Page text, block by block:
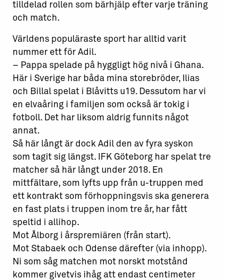
tilldelad rollen som bärhjälp efter varje träning
och match.
Världens populäraste sport har alltid varit
nummer ett för Adil.
– Pappa spelade på hyggligt hög nivå i Ghana.
Här i Sverige har båda mina storebröder, Ilias
och Billal spelat i Blåvitts u19. Dessutom har vi
en elvaåring i familjen som också är tokig i
fotboll. Det har liksom aldrig funnits något
annat.
Så här långt är dock Adil den av fyra syskon
som tagit sig längst. IFK Göteborg har spelat tre
matcher så här långt under 2018. En
mittfältare, som lyfts upp från u-truppen med
ett kontrakt som förhoppningsvis ska generera
en fast plats i truppen inom tre år, har fått
speltid i allihop.
Mot Ålborg i årspremiären (från start).
Mot Stabaek och Odense därefter (via inhopp).
Ni som såg matchen mot norskt motstånd
kommer givetvis ihåg att endast centimeter